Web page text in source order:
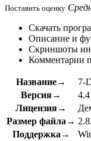
Поставить оценку
Скачать
Описание и
Скриншоты
Комментарии
Название→
7-
Версия→
4.4
Лицензия→
Размер файла→
Поддержка→